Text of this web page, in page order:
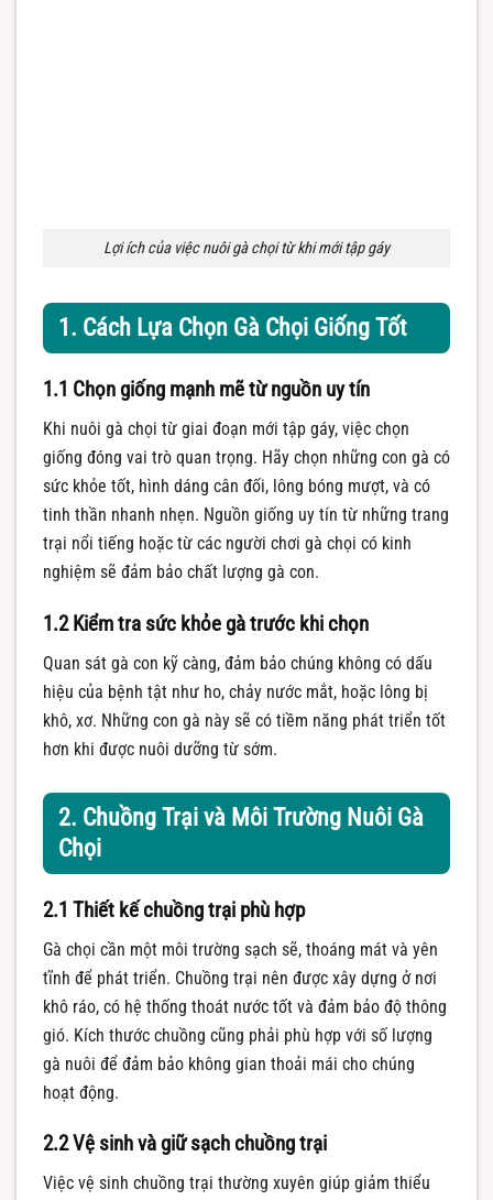
Lợi ích của việc nuôi gà chọi từ khi mới tập gáy
1. Cách Lựa Chọn Gà Chọi Giống Tốt
1.1 Chọn giống mạnh mẽ từ nguồn uy tín
Khi nuôi gà chọi từ giai đoạn mới tập gáy, việc chọn
giống đóng vai trò quan trọng. Hãy chọn những con gà có
sức khỏe tốt, hình dáng cân đối, lông bóng mượt, và có
tinh thần nhanh nhẹn. Nguồn giống uy tín từ những trang
trại nổi tiếng hoặc từ các người chơi gà chọi có kinh
nghiệm sẽ đảm bảo chất lượng gà con.
1.2 Kiểm tra sức khỏe gà trước khi chọn
Quan sát gà con kỹ càng, đảm bảo chúng không có dấu
hiệu của bệnh tật như ho, chảy nước mắt, hoặc lông bị
khô, xơ. Những con gà này sẽ có tiềm năng phát triển tốt
hơn khi được nuôi dưỡng từ sớm.
2. Chuồng Trại và Môi Trường Nuôi Gà
Chọi
2.1 Thiết kế chuồng trại phù hợp
Gà chọi cần một môi trường sạch sẽ, thoáng mát và yên
tĩnh để phát triển. Chuồng trại nên được xây dựng ở nơi
khô ráo, có hệ thống thoát nước tốt và đảm bảo độ thông
gió. Kích thước chuồng cũng phải phù hợp với số lượng
gà nuôi để đảm bảo không gian thoải mái cho chúng
hoạt động.
2.2 Vệ sinh và giữ sạch chuồng trại
Việc vệ sinh chuồng trại thường xuyên giúp giảm thiểu